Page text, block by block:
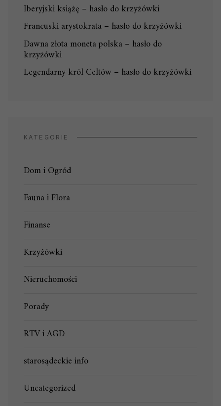
Iberyjski książę – hasło do krzyżówki
Francuski arystokrata – hasło do krzyżówki
Dawna złota moneta polska – hasło do
krzyżówki
Legendarny król Celtów – hasło do krzyżówki
KATEGORIE
Dom i Ogród
Fauna i Flora
Finanse
Krzyżówki
Nieruchomości
Porady
RTV i AGD
starosądeckie info
Uncategorized